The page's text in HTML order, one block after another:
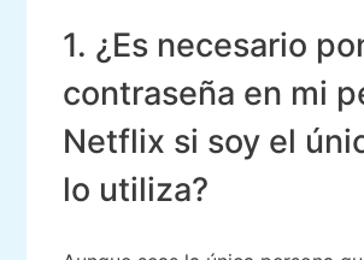
1. ¿Es necesario
contraseña en mi
Netflix si soy el
lo utiliza?